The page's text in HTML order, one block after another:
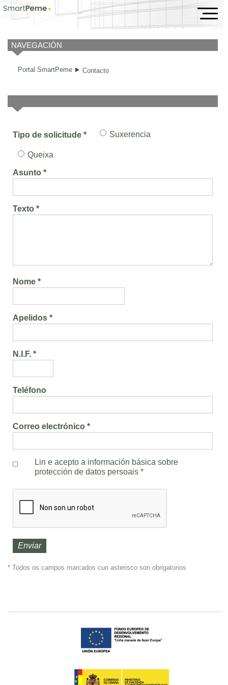
Contacto
NAVEGACIÓN
Portal SmartPeme Contacto
Tipo de solicitude * Suxerencia
Queixa
Asunto *
Texto *
Nome *
Apelidos *
N.I.F. *
Teléfono
Correo electrónico *
Lin e acepto a información básica sobre
protección de datos persoais *
* Todos os campos marcados cun asterisco son obrigatorios